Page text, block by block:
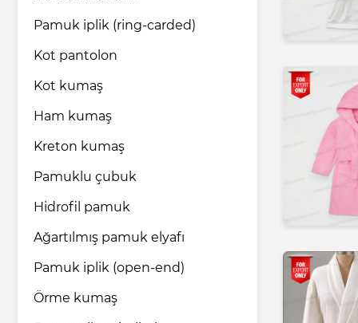
Ev ve bakım ürünleri
Nakliye ve Lojistik hizmetleri
Hukuk ve Danışmanlık hizmetleri
Pamuk iplik (ring-carded)
Kot pantolon
Kot kumaş
Ham kumaş
Kreton kumaş
Pamuklu çubuk
Hidrofil pamuk
Ağartılmış pamuk elyafı
Pamuk iplik (open-end)
Örme kumaş